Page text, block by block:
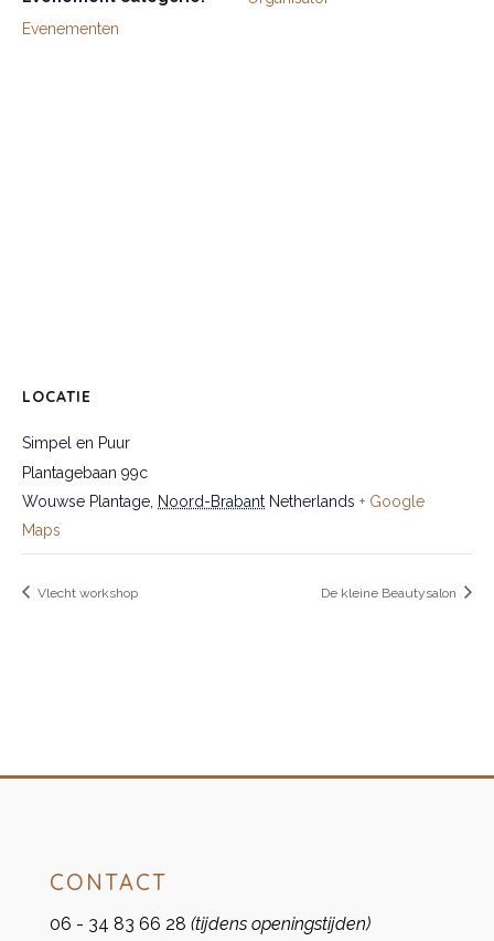
Evenementen
LOCATIE
Simpel en Puur
Plantagebaan 99c
Wouwse Plantage Noord-Brabant Netherlands + Google
Maps
Vlecht workshop De kleine Beautysalon
CONTACT
06 - 34 83 66 28 (tijdens openingstijden)